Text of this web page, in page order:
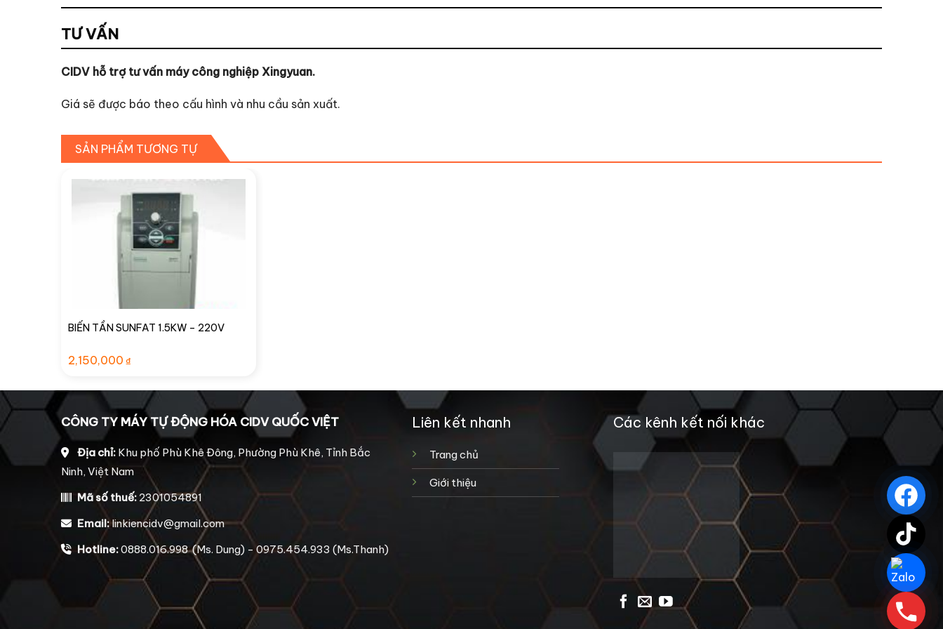
TƯ VẤN
CIDV hỗ trợ tư vấn máy công nghiệp Xingyuan.
Giá sẽ được báo theo cấu hình và nhu cầu sản xuất.
SẢN PHẨM TƯƠNG TỰ
BIẾN TẦN SUNFAT 1.5KW – 220V
2,150,000 ₫
CÔNG TY MÁY TỰ ĐỘNG HÓA CIDV QUỐC VIỆT
Địa chỉ: Khu phố Phù Khê Đông, Phường Phù Khê, Tỉnh Bắc
Ninh, Việt Nam
Mã số thuế: 2301054891
Email:linkiencidv@gmail.com
Hotline:0888.016.998 (Ms. Dung) - 0975.454.933 (Ms.Thanh)
Liên kết nhanh
Trang chủ
Giới thiệu
Các kênh kết nối khác